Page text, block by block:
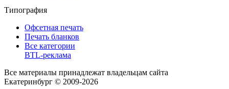
Типография
Офсетная печать
Печать бланков
Все категории
BTL-реклама
Все материалы принадлежат владельцам сайта
Екатеринбург © 2009-2026